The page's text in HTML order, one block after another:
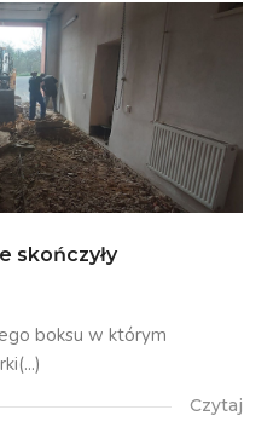
skończyły
boksu w którym
Czytaj